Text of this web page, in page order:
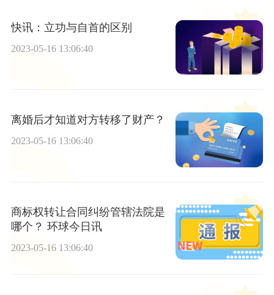
快讯：立功与自首的区别
2023-05-16 13:06:40
离婚后才知道对方转移了财产？
2023-05-16 13:06:40
商标权转让合同纠纷管辖法院是
哪个？ 环球今日讯
2023-05-16 13:06:40